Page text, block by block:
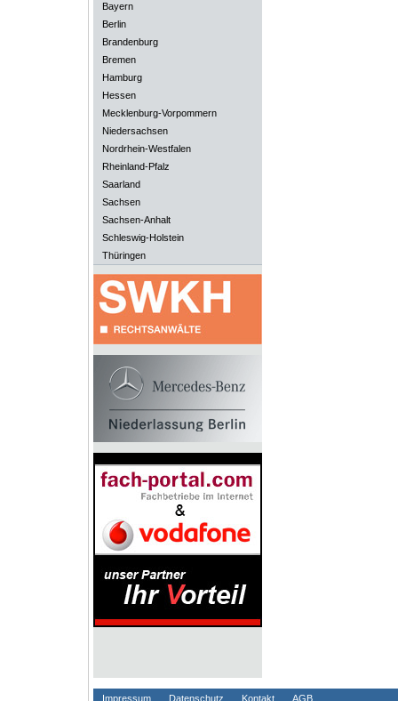
Bayern
Berlin
Brandenburg
Bremen
Hamburg
Hessen
Mecklenburg-Vorpommern
Niedersachsen
Nordrhein-Westfalen
Rheinland-Pfalz
Saarland
Sachsen
Sachsen-Anhalt
Schleswig-Holstein
Thüringen
Impressum Datenschutz Kontakt AGB